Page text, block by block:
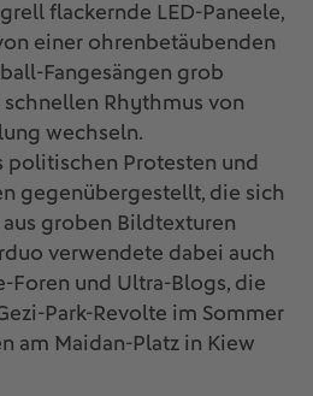
flackernde LED-Paneele,
einer ohrenbetäubenden
Fangesängen grob
Rhythmus von
wechseln.
politischen Protesten und
gegenübergestellt, die sich
groben Bildtexturen
verwendete dabei auch
Foren und Ultra-Blogs, die
Park-Revolte im Sommer
am Maidan-Platz in Kiew